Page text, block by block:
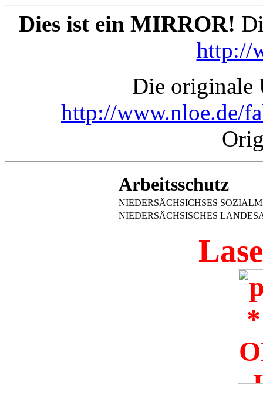
Dies ist ein MIRROR!
http://
Die originale
http://www.nloe.de/
Arbeitsschutz
NIEDERSÄCHSICHSES
NIEDERSÄCHSISCHES